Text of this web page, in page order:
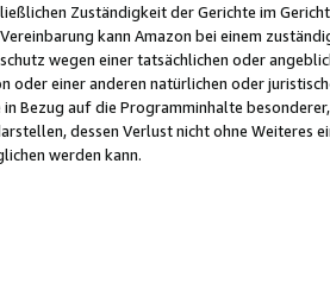
Zuständigkeit der Gerichte im
kann Amazon bei einem
wegen einer tatsächlichen oder
oder einer anderen natürlichen oder
in Bezug auf die Programminhalte
dessen Verlust nicht ohne Weiteres
werden kann.